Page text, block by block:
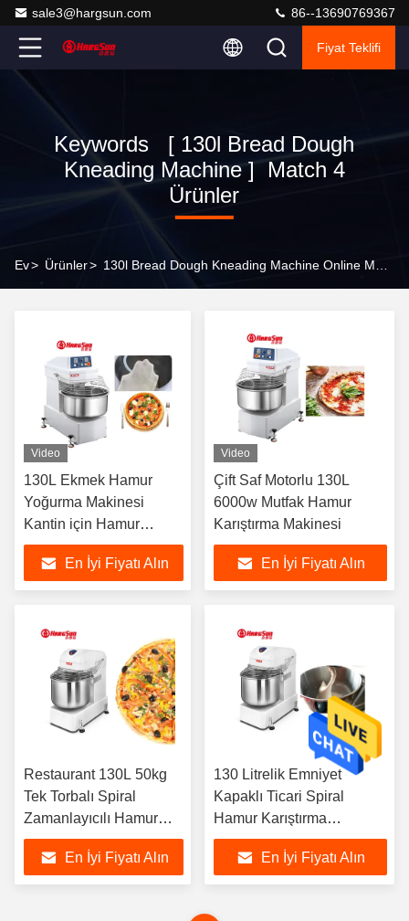
sale3@hargsun.com 86--13690769367
Fiyat Teklifi
Keywords [ 130l Bread Dough
Kneading Machine ] Match 4
Ürünler
Ev> Ürünler>
Video
130L Ekmek Hamur
Yoğurma Makinesi
Kantin için Hamur
Karıştırma Ekipmanları
En İyi Fiyatı Alın
Video
Çift Saf Motorlu 130L
6000w Mutfak Hamur
Karıştırma Makinesi
En İyi Fiyatı Alın
Restaurant 130L 50kg
Tek Torbalı Spiral
Zamanlayıcılı Hamur
Karıştırıcı
En İyi Fiyatı Alın
130 Litrelik Emniyet
Kapaklı Ticari Spiral
Hamur Karıştırma
Makinesi
En İyi Fiyatı Alın